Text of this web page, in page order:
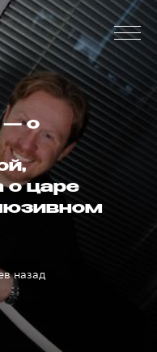
— о
о царе
назад